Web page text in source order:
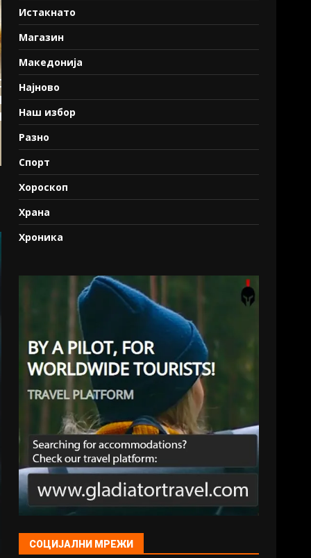
Истакнато
Магазин
Македонија
Најново
Наш избор
Разно
Спорт
Хороскоп
Храна
Хроника
СОЦИЈАЛНИ МРЕЖИ